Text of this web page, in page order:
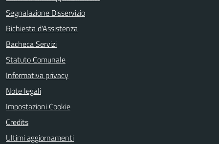
Segnalazione Disservizio
Richiesta d'Assistenza
Bacheca Servizi
Statuto Comunale
Informativa privacy
Note legali
Impostazioni Cookie
Credits
Ultimi aggiornamenti